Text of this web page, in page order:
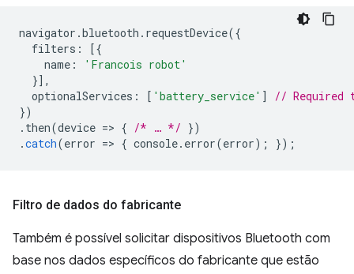
navigator .bluetooth . requestDevice({
filters :
[{
name :
'Francois robot'
}],
optionalServices : [ 'battery_service' ]
// Required
})
. then(device => { /* … */ })
.catch(error => { console. error(error); });
Filtro de dados do fabricante
Também é possível solicitar dispositivos Bluetooth com
base nos dados específicos do fabricante que estão